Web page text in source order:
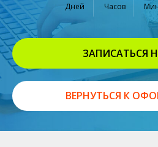
Дней Часов
ЗАПИСАТЬСЯ
ВЕРНУТЬСЯ К